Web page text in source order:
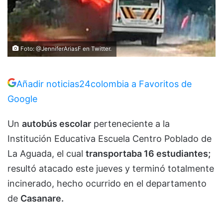
Foto: @JenniferAriasF en Twitter.
Añadir noticias24colombia a Favoritos de
Google
Un autobús escolar perteneciente a la
Institución Educativa Escuela Centro Poblado de
La Aguada, el cual transportaba 16 estudiantes;
resultó atacado este jueves y terminó totalmente
incinerado, hecho ocurrido en el departamento
de Casanare.